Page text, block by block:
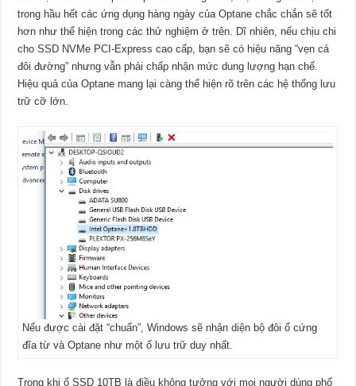
trong hầu hết các ứng dụng hàng ngày của Optane chắc chắn sẽ tốt
hơn như thể hiện trong các thử nghiệm ở trên. Dĩ nhiên, nếu chịu chi
cho SSD NVMe PCI-Express cao cấp, bạn sẽ có hiệu năng “vẹn cả
đôi đường” nhưng vẫn phải chấp nhận mức dung lượng hạn chế.
Hiệu quả của Optane mang lại càng thể hiện rõ trên các hệ thống lưu
trữ cỡ lớn.
Nếu được cài đặt “chuẩn”, Windows sẽ nhận diện bộ đôi ổ cứng
đĩa từ và Optane như một ổ lưu trữ duy nhất.
Trong khi ổ SSD 10TB là điều không tưởng với mọi người dùng phổ